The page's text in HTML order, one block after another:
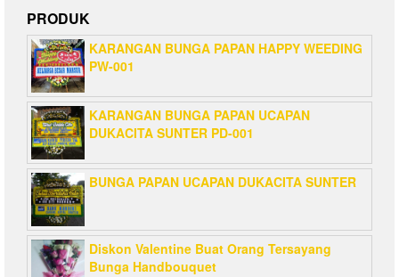
PRODUK
KARANGAN BUNGA PAPAN HAPPY WEEDING
PW-001
KARANGAN BUNGA PAPAN UCAPAN
DUKACITA SUNTER PD-001
BUNGA PAPAN UCAPAN DUKACITA SUNTER
Diskon Valentine Buat Orang Tersayang
Bunga Handbouquet